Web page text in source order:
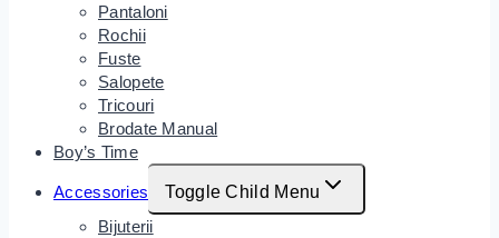
Pantaloni
Rochii
Fuste
Salopete
Tricouri
Brodate Manual
Boy’s Time
Accessories
Toggle Child Menu
Bijuterii